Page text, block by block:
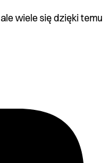
wiele się dzięki temu